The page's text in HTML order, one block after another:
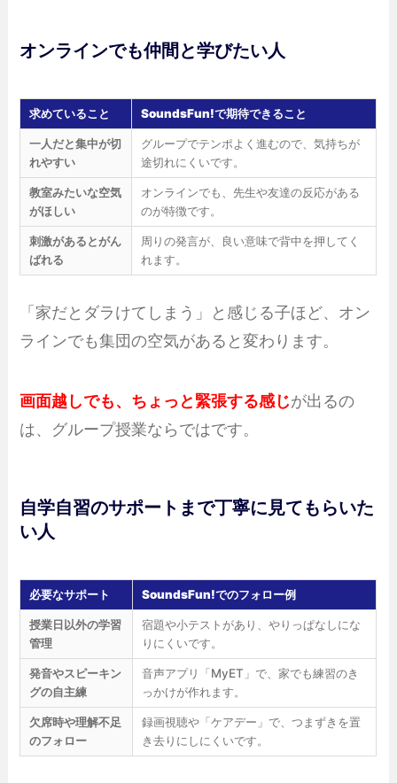
オンラインでも仲間と学びたい人
求めていること SoundsFun!で期待できること
一人だと集中が切
れやすい
グループでテンポよく進むので、気持ちが
途切れにくいです。
教室みたいな空気
がほしい
オンラインでも、先生や友達の反応がある
のが特徴です。
刺激があるとがん
ばれる
周りの発言が、良い意味で背中を押してく
れます。
「家だとダラけてしまう」と感じる子ほど、オン
ラインでも集団の空気があると変わります。
画面越しでも、ちょっと緊張する感じが出るの
は、グループ授業ならではです。
自学自習のサポートまで丁寧に見てもらいた
い人
必要なサポート SoundsFun!でのフォロー例
授業日以外の学習
管理
宿題や小テストがあり、やりっぱなしにな
りにくいです。
発音やスピーキン
グの自主練
音声アプリ「MyET」で、家でも練習のき
っかけが作れます。
欠席時や理解不足
のフォロー
録画視聴や「ケアデー」で、つまずきを置
き去りにしにくいです。